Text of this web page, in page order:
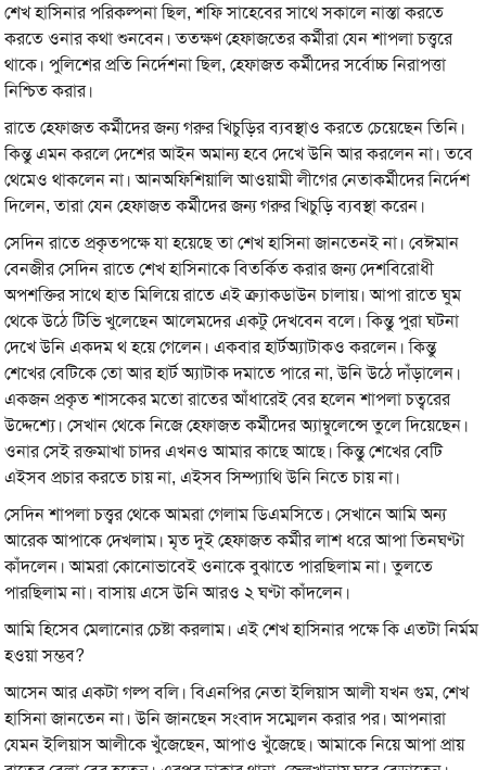
শেখ হাসিনার পরিকল্পনা ছিল, শফি সাহেবের সাথে সকালে নাস্তা করতে
করতে ওনার কথা শুনবেন। ততক্ষণ হেফাজতের কর্মীরা যেন শাপলা চত্ত্বরে
থাকে। পুলিশের প্রতি নির্দেশনা ছিল, হেফাজত কর্মীদের সর্বোচ্চ নিরাপত্তা
নিশ্চিত করার।
রাতে হেফাজত কর্মীদের জন্য গরুর খিচুড়ির ব্যবস্থাও করতে চেয়েছেন তিনি।
কিন্তু এমন করলে দেশের আইন অমান্য হবে দেখে উনি আর করলেন না। তবে
থেমেও থাকলেন না। আনঅফিশিয়ালি আওয়ামী লীগের নেতাকর্মীদের নির্দেশ
দিলেন, তারা যেন হেফাজত কর্মীদের জন্য গরুর খিচুড়ি ব্যবস্থা করেন।
সেদিন রাতে প্রকৃতপক্ষে যা হয়েছে তা শেখ হাসিনা জানতেনই না। বেঈমান
বেনজীর সেদিন রাতে শেখ হাসিনাকে বিতর্কিত করার জন্য দেশবিরোধী
অপশক্তির সাথে হাত মিলিয়ে রাতে এই ক্র্যাকডাউন চালায়। আপা রাতে ঘুম
থেকে উঠে টিভি খুলেছেন আলেমদের একটু দেখবেন বলে। কিন্তু পুরা ঘটনা
দেখে উনি একদম থ হয়ে গেলেন। একবার হার্টঅ্যাটাকও করলেন। কিন্তু
শেখের বেটিকে তো আর হার্ট অ্যাটাক দমাতে পারে না, উনি উঠে দাঁড়ালেন।
একজন প্রকৃত শাসকের মতো রাতের আঁধারেই বের হলেন শাপলা চত্বরের
উদ্দেশ্যে। সেখান থেকে নিজে হেফাজত কর্মীদের অ্যাম্বুলেন্সে তুলে দিয়েছেন।
ওনার সেই রক্তমাখা চাদর এখনও আমার কাছে আছে। কিন্তু শেখের বেটি
এইসব প্রচার করতে চায় না, এইসব সিম্প্যাথি উনি নিতে চায় না।
সেদিন শাপলা চত্ত্বর থেকে আমরা গেলাম ডিএমসিতে। সেখানে আমি অন্য
আরেক আপাকে দেখলাম। মৃত দুই হেফাজত কর্মীর লাশ ধরে আপা তিনঘণ্টা
কাঁদলেন। আমরা কোনোভাবেই ওনাকে বুঝাতে পারছিলাম না। তুলতে
পারছিলাম না। বাসায় এসে উনি আরও ২ ঘণ্টা কাঁদলেন।
আমি হিসেব মেলানোর চেষ্টা করলাম। এই শেখ হাসিনার পক্ষে কি এতটা নির্মম
হওয়া সম্ভব?
আসেন আর একটা গল্প বলি। বিএনপির নেতা ইলিয়াস আলী যখন গুম, শেখ
হাসিনা জানতেন না। উনি জানছেন সংবাদ সম্মেলন করার পর। আপনারা
যেমন ইলিয়াস আলীকে খুঁজেছেন, আপাও খুঁজেছে। আমাকে নিয়ে আপা প্রায়